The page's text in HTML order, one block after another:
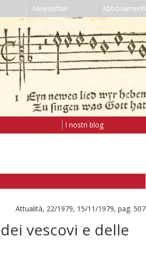
Newsletter Abbonamenti
I nostri blog
Attualità, 22/1979, 15/11/1979, pag. 507
vescovi e delle